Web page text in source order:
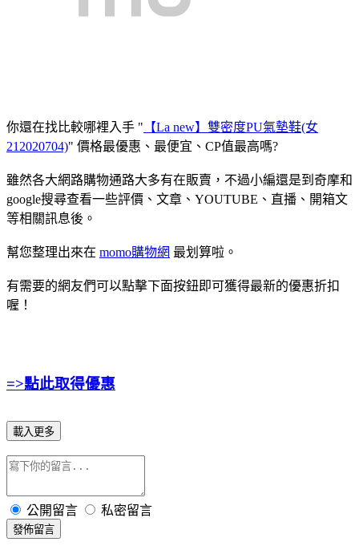
你還在找比較哪裡入手 " 【La new】雙密度PU氣墊鞋(女
212020704)" 價格最優惠、最便宜、CP值最高嗎?
雖然各大網路購物通路大多有在販賣，不過小編還是到奇摩和
google搜尋查看一些評價、文章、YOUTUBE、直播、開箱文
等相關訊息後。
幫您整理出來在 momo購物網 最划算啦。
有需要的網友們可以點擊下面按鈕即可獲得最新的優惠折扣
喔！
=>點此取得優惠
載入更多
公開留言 私密留言
發佈留言